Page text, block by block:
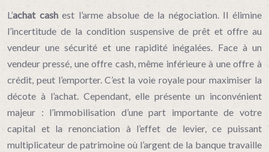
L’achat cashest l’arme absolue de la négociation. Il élimine
l’incertitude de la condition suspensive de prêt et offre au
vendeur une sécurité et une rapidité inégalées. Face à un
vendeur pressé, une offre cash, même inférieure à une offre à
crédit, peut l’emporter. C’est la voie royale pour maximiser la
décote à l’achat. Cependant, elle présente un inconvénient
majeur : l’immobilisation d’une part importante de votre
capital et la renonciation à l’effet de levier, ce puissant
multiplicateur de patrimoine où l’argent de la banque travaille